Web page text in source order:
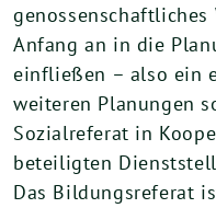
Anfang an in die
einfließen – also ein
weiteren Planungen
Sozialreferat in
beteiligten
Das Bildungsreferat